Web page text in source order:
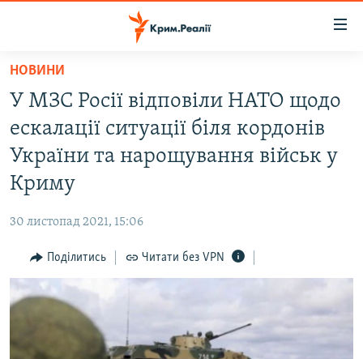
Перейти
основного
матеріалу
Перейти
до
основної
Перейти
пошуку
ВІДЕО ТА ФОТО
ПОЛІТИКА
ІНТЕРВ'Ю
ВСЕ ЗА ДЕНЬ
СПЕЦПРОЕКТИ
ДЕПОРТАЦІЯ
ЯК ОБІЙТИ БЛОКУВАННЯ
НОВИНИ
У МЗС Росії відповіли НАТО щодо
ескалації ситуації біля кордонів
України та нарощування військ у
Криму
30 листопад 2021, 15:06
Поділитись Читати без VPN